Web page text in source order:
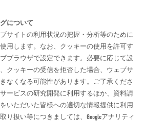
について
サイトの利用状況の把握・分析等のために
用します。なお、クッキーの使用を許可す
ブラウザで設定できます。必要に応じて設
クッキーの受信を拒否した場合、ウェブサ
なくなる可能性があります。ご了承くださ
ービスの研究開発に利用するほか、資料請
いただいた皆様への適切な情報提供に利用
り扱い等につきましては、Googleアナリティ